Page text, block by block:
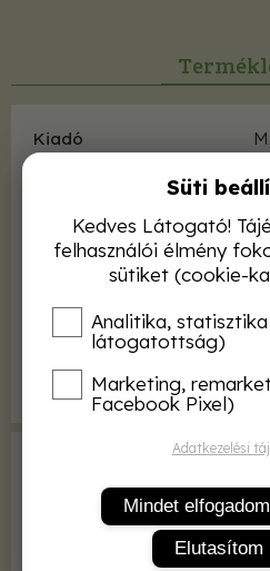
Kiadó
Terjedelem
Kiadás éve
Képek, ábrák
Sorozat
gondtalanul élnek
ha nem cselekednek azonnal
elveszik. Azonnal
Süti
Kedves Látogató!
felhasználói élmény
sütiket (cookie-
Analitika,
látogatottság)
Marketing,
Facebook Pixel)
Adatkezelési
Mindet elfogadom
Elutasítom